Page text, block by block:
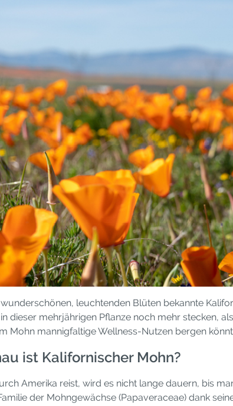
leuchtenden Blüten bekannte
dieser mehrjährigen Pflanze noch mehr stecken,
Mohn mannigfaltige Wellness-Nutzen bergen
ist Kalifornischer Mohn?
Amerika reist, wird es nicht lange dauern, bis
der Mohngewächse (Papaveraceae) dank